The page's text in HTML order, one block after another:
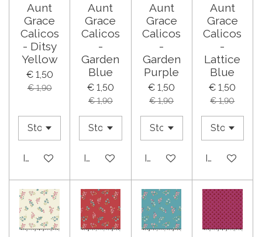
Aunt
Grace
Calicos
- Ditsy
Yellow
€ 1,50
€ 1,90
In winkelwagen
Aunt
Grace
Calicos
-
Garden
Blue
€ 1,50
€ 1,90
In winkelwagen
Aunt
Grace
Calicos
-
Garden
Purple
€ 1,50
€ 1,90
In winkelwagen
Aunt
Grace
Calicos
-
Lattice
Blue
€ 1,50
€ 1,90
In